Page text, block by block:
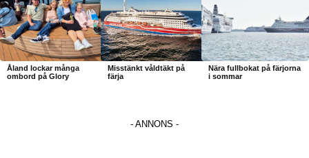
Åland lockar många
ombord på Glory
Misstänkt våldtäkt på
färja
Nära fullbokat på färjorna
i sommar